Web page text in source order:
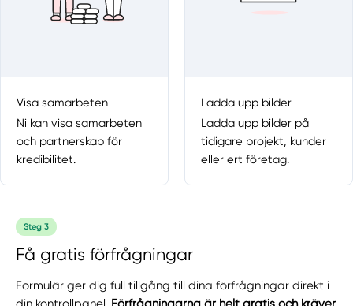
Visa samarbeten
Ni kan visa samarbeten
och partnerskap för
kredibilitet.
Ladda upp bilder
Ladda upp bilder på
tidigare projekt, kunder
eller ert företag.
Steg 3
Få gratis förfrågningar
Formulär ger dig full tillgång till dina förfrågningar direkt i